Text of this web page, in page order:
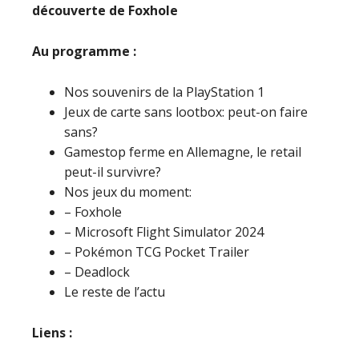
découverte de Foxhole
Au programme :
Nos souvenirs de la PlayStation 1
Jeux de carte sans lootbox: peut-on faire
sans?
Gamestop ferme en Allemagne, le retail
peut-il survivre?
Nos jeux du moment:
– Foxhole
– Microsoft Flight Simulator 2024
– Pokémon TCG Pocket Trailer
– Deadlock
Le reste de l’actu
Liens :